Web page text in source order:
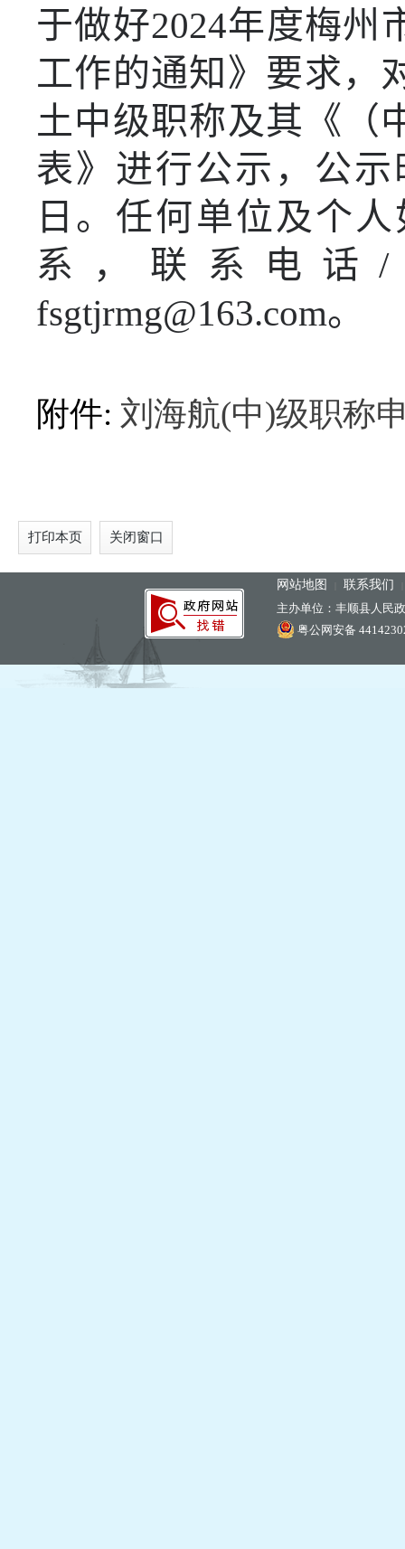
于做好2024年度梅州
工作的通知》要求，
土中级职称及其《（
表》进行公示，公示
日。任何单位及个
系，联系电话/
fsgtjrmg@163.com。
附件: 刘海航(中)级职称
打印本页 关闭窗口
网站地图 联系我们
主办单位：丰顺县人民
粤公网安备